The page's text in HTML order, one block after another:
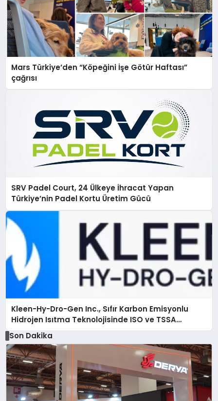
Mars Türkiye’den “Köpeğini İşe Götür Haftası”
çağrısı
SRV Padel Court, 24 Ülkeye İhracat Yapan
Türkiye’nin Padel Kortu Üretim Gücü
Kleen-Hy-Dro-Gen Inc., Sıfır Karbon Emisyonlu
Hidrojen Isıtma Teknolojisinde ISO ve TSSA
Düzenleyici Onaylarını Aldı
Son Dakika